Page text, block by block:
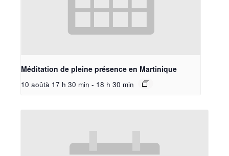
Méditation de pleine présence en Martinique
10 aoûtà 17 h 30 min - 18 h 30 min